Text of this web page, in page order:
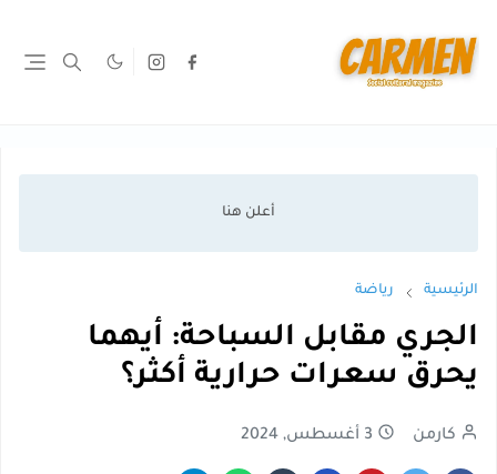
الرئيسية رياضة
الجري مقابل السباحة: أيهما
يحرق سعرات حرارية أكثر؟
كارمن 3 أغسطس, 2024